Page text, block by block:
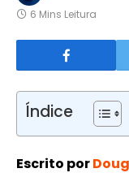
6 Mins Leitura
Índice
Escrito por